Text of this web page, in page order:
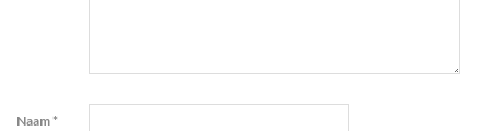
Naam*